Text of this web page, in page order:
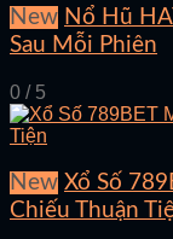
New Nổ Hũ
Sau Mỗi Phiên
0 / 5
New Xổ Số
Chiếu Thuận